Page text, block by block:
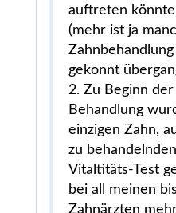
auftreten
(mehr ist ja
gekonnt
2. Zu Beginn
Behandlung
einzigen Zahn,
zu
Vitaltitäts-Test
bei all meinen
Zahnärzten